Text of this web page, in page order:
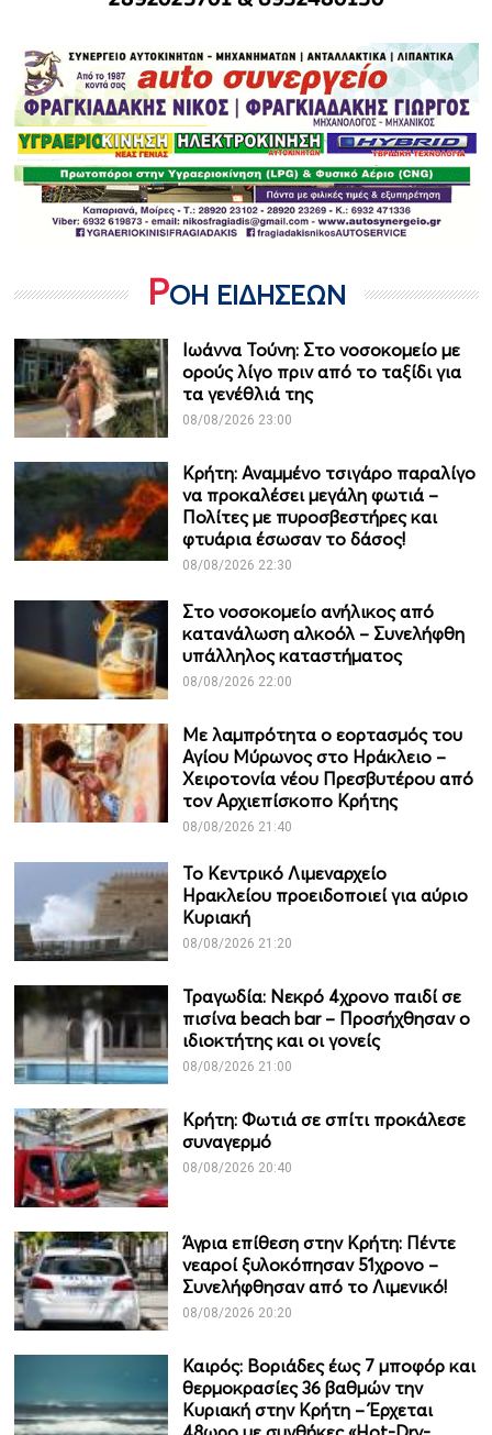
ΡΟΗ ΕΙΔΗΣΕΩΝ
Ιωάννα Τούνη: Στο νοσοκομείο με
ορούς λίγο πριν από το ταξίδι για
τα γενέθλιά της
08/08/2026 23:00
Κρήτη: Αναμμένο τσιγάρο παραλίγο
να προκαλέσει μεγάλη φωτιά –
Πολίτες με πυροσβεστήρες και
φτυάρια έσωσαν το δάσος!
08/08/2026 22:30
Στο νοσοκομείο ανήλικος από
κατανάλωση αλκοόλ – Συνελήφθη
υπάλληλος καταστήματος
08/08/2026 22:00
Με λαμπρότητα ο εορτασμός του
Αγίου Μύρωνος στο Ηράκλειο –
Χειροτονία νέου Πρεσβυτέρου από
τον Αρχιεπίσκοπο Κρήτης
08/08/2026 21:40
Το Κεντρικό Λιμεναρχείο
Ηρακλείου προειδοποιεί για αύριο
Κυριακή
08/08/2026 21:20
Τραγωδία: Νεκρό 4χρονο παιδί σε
πισίνα beach bar – Προσήχθησαν ο
ιδιοκτήτης και οι γονείς
08/08/2026 21:00
Κρήτη: Φωτιά σε σπίτι προκάλεσε
συναγερμό
08/08/2026 20:40
Άγρια επίθεση στην Κρήτη: Πέντε
νεαροί ξυλοκόπησαν 51χρονο –
Συνελήφθησαν από το Λιμενικό!
08/08/2026 20:20
Καιρός: Βοριάδες έως 7 μποφόρ και
θερμοκρασίες 36 βαθμών την
Κυριακή στην Κρήτη – Έρχεται